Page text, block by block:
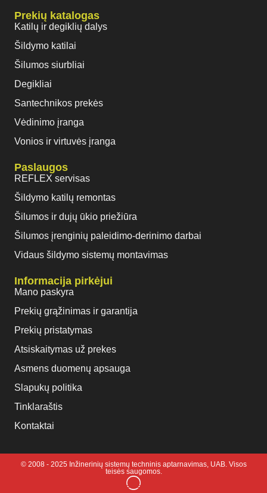
Prekių katalogas
Katilų ir degiklių dalys
Šildymo katilai
Šilumos siurbliai
Degikliai
Santechnikos prekės
Vėdinimo įranga
Vonios ir virtuvės įranga
Paslaugos
REFLEX servisas
Šildymo katilų remontas
Šilumos ir dujų ūkio priežiūra
Šilumos įrenginių paleidimo-derinimo darbai
Vidaus šildymo sistemų montavimas
Informacija pirkėjui
Mano paskyra
Prekių grąžinimas ir garantija
Prekių pristatymas
Atsiskaitymas už prekes
Asmens duomenų apsauga
Slapukų politika
Tinklaraštis
Kontaktai
© 2008 - 2025 Inžinerinių sistemų techninis aptarnavimas, UAB. Visos
teisės saugomos.